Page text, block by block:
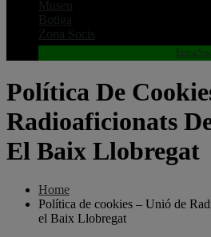
Museu
Botiga
Zona Socis
Entra/
Política De
Radioaficionats
El Baix Llobregat
Home
Política de cookies – Unió de
el Baix Llobregat